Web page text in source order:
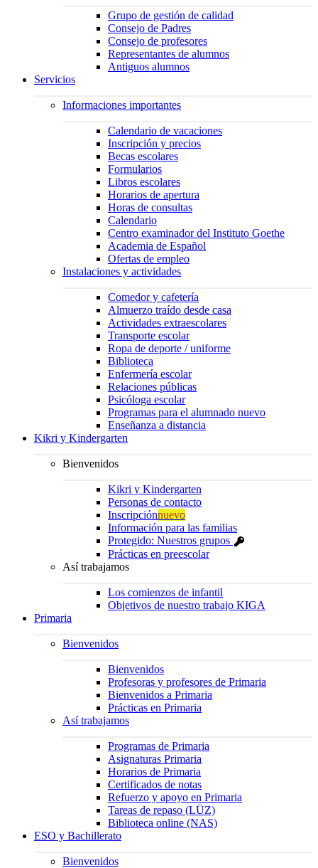
Grupo de gestión de calidad
Consejo de Padres
Consejo de profesores
Representantes de alumnos
Antiguos alumnos
Servicios
Informaciones importantes
Calendario de vacaciones
Inscripción y precios
Becas escolares
Formularios
Libros escolares
Horarios de apertura
Horas de consultas
Calendario
Centro examinador del Instituto Goethe
Academia de Español
Ofertas de empleo
Instalaciones y actividades
Comedor y cafetería
Almuerzo traído desde casa
Actividades extraescolares
Transporte escolar
Ropa de deporte / uniforme
Biblioteca
Enfermería escolar
Relaciones públicas
Psicóloga escolar
Programas para el alumnado nuevo
Enseñanza a distancia
Kikri y Kindergarten
Bienvenidos
Kikri y Kindergarten
Personas de contacto
Inscripciónnuevo
Información para las familias
Protegido: Nuestros grupos
Prácticas en preescolar
Así trabajamos
Los comienzos de infantil
Objetivos de nuestro trabajo KIGA
Primaria
Bienvenidos
Bienvenidos
Profesoras y profesores de Primaria
Bienvenidos a Primaria
Prácticas en Primaria
Así trabajamos
Programas de Primaria
Asignaturas Primaria
Horarios de Primaria
Certificados de notas
Refuerzo y apoyo en Primaria
Tareas de repaso (LÜZ)
Biblioteca online (NAS)
ESO y Bachillerato
Bienvenidos